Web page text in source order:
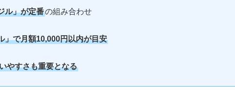
ル」が定番の組み合わせ
」で月額10,000円以内が目安
やすさも重要となる